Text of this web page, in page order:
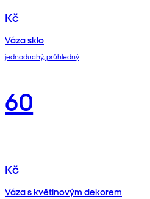
Kč
Váza sklo
jednoduchý, průhledný
60
Kč
Váza s květinovým dekorem